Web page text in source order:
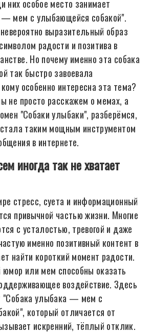
них особое место занимает
— мем с улыбающейся собакой".
выразительный образ
радости и позитива в
Но почему именно эта собака
так быстро завоевала
особенно интересна эта тема?
не просто расскажем о мемах, а
"Собаки улыбаки", разберёмся,
таким мощным инструментом
в интернете.
иногда так не хватает
стресс, суета и информационный
привычной частью жизни. Многие
с усталостью, тревогой и даже
именно позитивный контент в
найти короткий момент радости.
юмор или мем способны оказать
воздействие. Здесь
"Собака улыбака — мем с
который отличается от
искренний, тёплый отклик.